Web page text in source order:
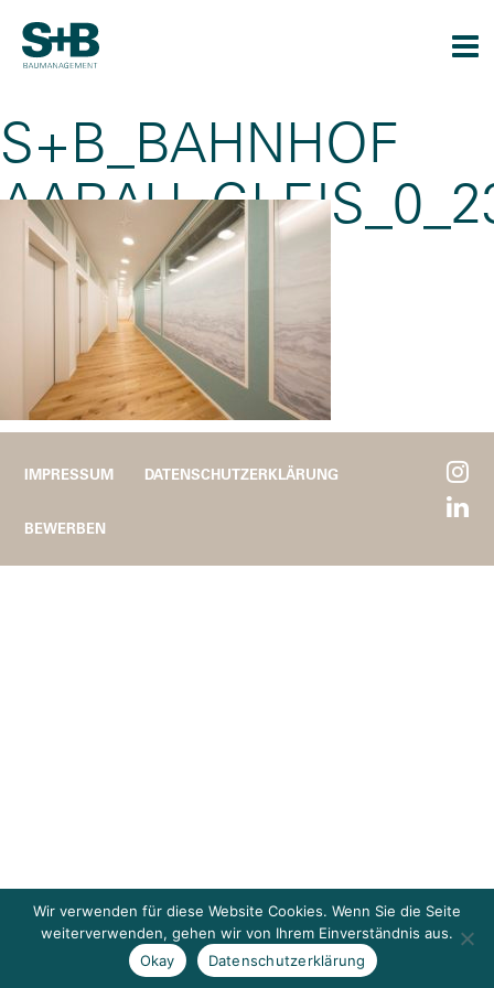
S+B_BAHNHOF
5. Dezember 2019
IMPRESSUM DATENSCHUTZERKLÄRUNG
BEWERBEN
Wir verwenden für diese Website Cookies. Wenn Sie die Seite
weiterverwenden, gehen wir von Ihrem Einverständnis aus.
Okay
Datenschutzerklärung